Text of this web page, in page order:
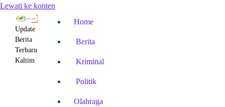
Lewati ke konten
Update
Berita
Terbaru
Kaltim
Home
Berita
Kriminal
Politik
Olahraga